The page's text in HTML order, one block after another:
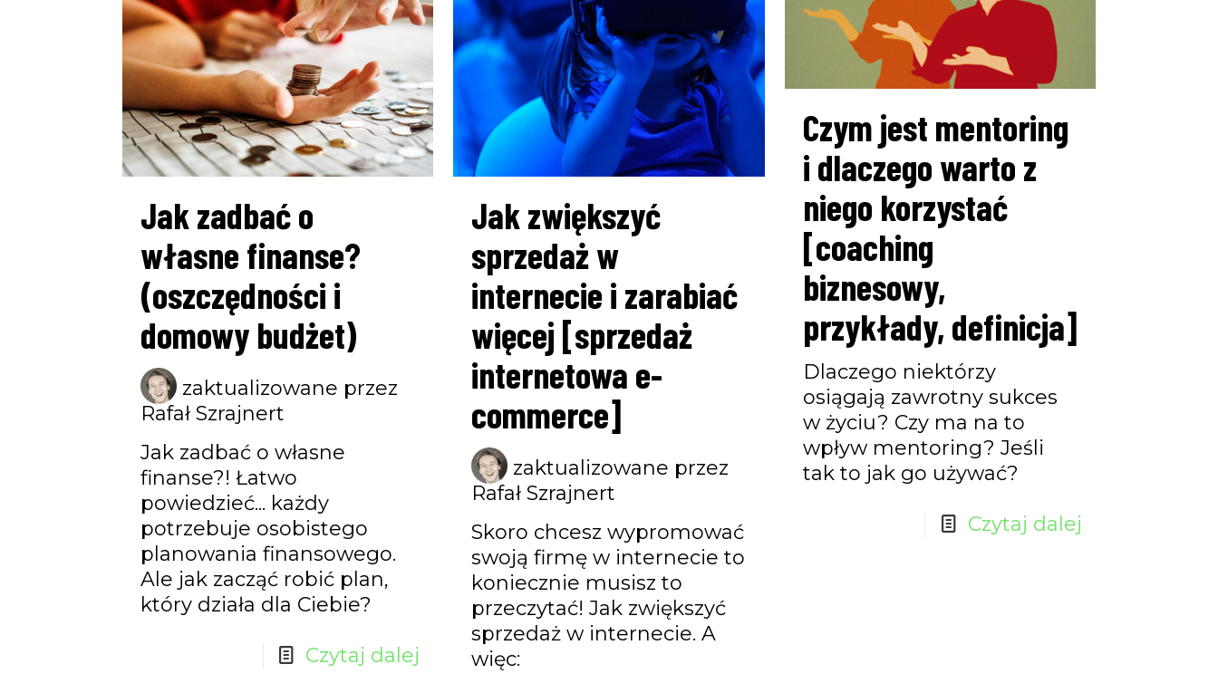
Jak zadbać o
własne finanse?
(oszczędności i
domowy budżet)
zaktualizowane przez
Rafał Szrajnert
Jak zadbać o własne
finanse?! Łatwo
powiedzieć... każdy
potrzebuje osobistego
planowania finansowego.
Ale jak zacząć robić plan,
który działa dla Ciebie?
Czytaj dalej
Jak zwiększyć
sprzedaż w
internecie i zarabiać
więcej [sprzedaż
internetowa e-
commerce]
zaktualizowane przez
Rafał Szrajnert
Skoro chcesz wypromować
swoją firmę w internecie to
koniecznie musisz to
przeczytać! Jak zwiększyć
sprzedaż w internecie. A
więc:
Czym jest mentoring
i dlaczego warto z
niego korzystać
[coaching
biznesowy,
przykłady, definicja]
Dlaczego niektórzy
osiągają zawrotny sukces
w życiu? Czy ma na to
wpływ mentoring? Jeśli
tak to jak go używać?
Czytaj dalej